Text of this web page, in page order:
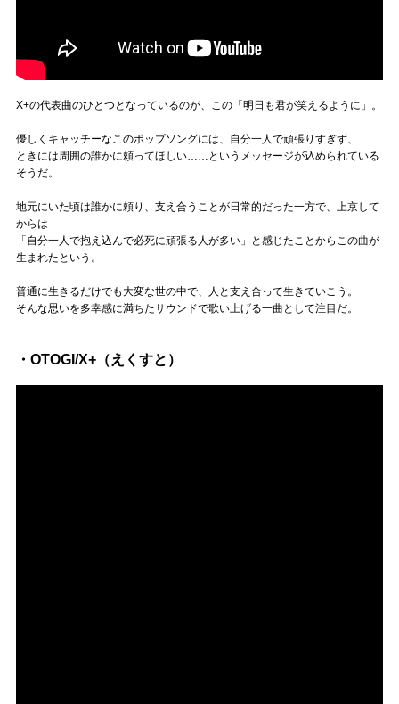
X+の代表曲のひとつとなっているのが、この「明日も君が笑えるように」。
優しくキャッチーなこのポップソングには、自分一人で頑張りすぎず、
ときには周囲の誰かに頼ってほしい……というメッセージが込められている
そうだ。
地元にいた頃は誰かに頼り、支え合うことが日常的だった一方で、上京して
からは
「自分一人で抱え込んで必死に頑張る人が多い」と感じたことからこの曲が
生まれたという。
普通に生きるだけでも大変な世の中で、人と支え合って生きていこう。
そんな思いを多幸感に満ちたサウンドで歌い上げる一曲として注目だ。
・OTOGI/X+（えくすと）